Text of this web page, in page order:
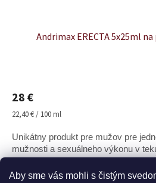
Aby sme vás mohli s čistým
Andrimax ERECTA 5x25ml
28 €
Jednotková
22,40 € / 100 ml
Unikátny produkt pre mužov pre
mužnosti a sexuálneho výkonu v
bezpečnosti od Štátneho...